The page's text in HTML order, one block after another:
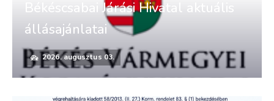
Békéscsabai Járási Hivatal aktuális
állásajánlatai
2026. augusztus 03.